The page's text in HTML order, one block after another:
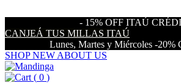
- 15% OFF ITAÚ
CANJEÁ TUS MILLAS ITAÚ
Lunes, Martes y Miércoles -20%
SHOP NEW ABOUT US
( 0 )